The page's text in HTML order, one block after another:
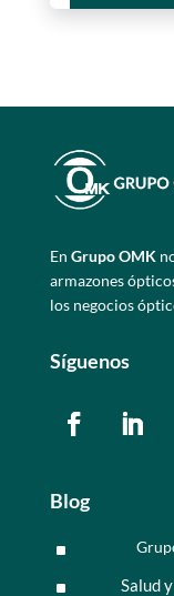
En Grupo OMK
armazones
los negocios
Síguenos
Blog
^
^ Salud